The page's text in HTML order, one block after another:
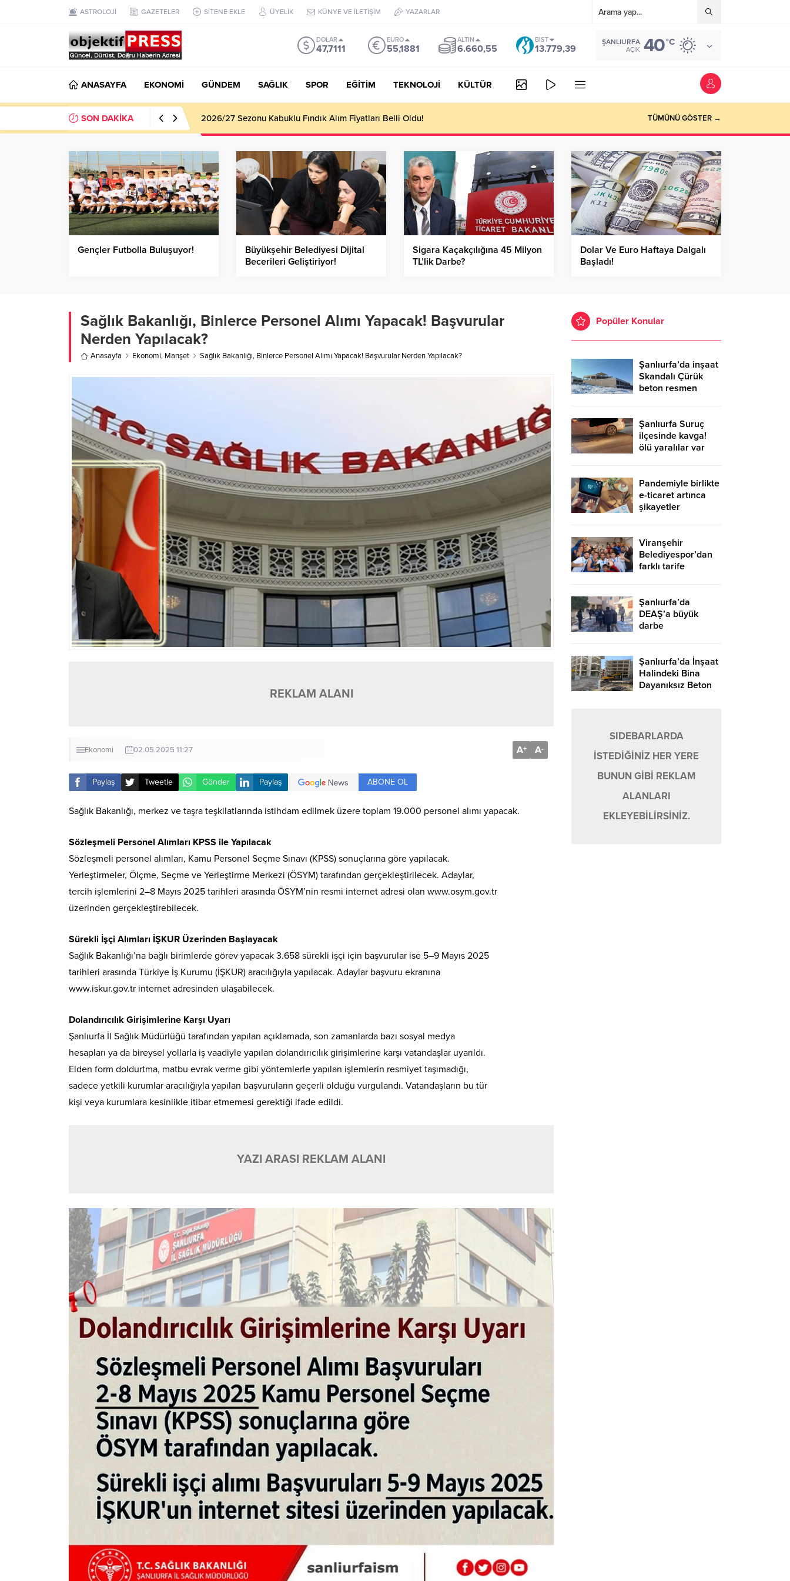
ASTROLOJİ GAZETELER SİTENE EKLE ÜYELİK KÜNYE VE İLETİŞİM YAZARLAR
DOLAR
47,7111
EURO
55,1881
ALTIN
6.660,55
BIST
13.779,39
ŞANLIURFA
AÇIK 40°C
ANASAYFA EKONOMİ GÜNDEM SAĞLIK SPOR EĞİTİM TEKNOLOJİ KÜLTÜR
SON DAKİKA Haliliye Belediyesi Her Gün 4 Bin 898 Kişiye Sıcak Yemek Ulaştırıyor! TÜMÜNÜ GÖSTER →
Gençler Futbolla Buluşuyor!
Büyükşehir Belediyesi Dijital
Becerileri Geliştiriyor!
Sigara Kaçakçılığına 45 Milyon
TL’lik Darbe?
Dolar Ve Euro Haftaya Dalgalı
Başladı!
Sağlık Bakanlığı, Binlerce Personel Alımı Yapacak! Başvurular
Nerden Yapılacak?
Anasayfa Ekonomi, Manşet Sağlık Bakanlığı, Binlerce Personel Alımı Yapacak! Başvurular Nerden Yapılacak?
REKLAM ALANI
Ekonomi 02.05.2025 11:27 A+ A-
Paylaş Tweetle Gönder Paylaş ABONE OL
Sağlık Bakanlığı, merkez ve taşra teşkilatlarında istihdam edilmek üzere toplam 19.000 personel alımı yapacak.
Sözleşmeli Personel Alımları KPSS ile Yapılacak
Sözleşmeli personel alımları, Kamu Personel Seçme Sınavı (KPSS) sonuçlarına göre yapılacak.
Yerleştirmeler, Ölçme, Seçme ve Yerleştirme Merkezi (ÖSYM) tarafından gerçekleştirilecek. Adaylar,
tercih işlemlerini 2–8 Mayıs 2025 tarihleri arasında ÖSYM’nin resmi internet adresi olan www.osym.gov.tr
üzerinden gerçekleştirebilecek.
Sürekli İşçi Alımları İŞKUR Üzerinden Başlayacak
Sağlık Bakanlığı’na bağlı birimlerde görev yapacak 3.658 sürekli işçi için başvurular ise 5–9 Mayıs 2025
tarihleri arasında Türkiye İş Kurumu (İŞKUR) aracılığıyla yapılacak. Adaylar başvuru ekranına
www.iskur.gov.tr internet adresinden ulaşabilecek.
Dolandırıcılık Girişimlerine Karşı Uyarı
Şanlıurfa İl Sağlık Müdürlüğü tarafından yapılan açıklamada, son zamanlarda bazı sosyal medya
hesapları ya da bireysel yollarla iş vaadiyle yapılan dolandırıcılık girişimlerine karşı vatandaşlar uyarıldı.
Elden form doldurtma, matbu evrak verme gibi yöntemlerle yapılan işlemlerin resmiyet taşımadığı,
sadece yetkili kurumlar aracılığıyla yapılan başvuruların geçerli olduğu vurgulandı. Vatandaşların bu tür
kişi veya kurumlara kesinlikle itibar etmemesi gerektiği ifade edildi.
YAZI ARASI REKLAM ALANI
Popüler Konular
Şanlıurfa’da inşaat
Skandalı Çürük
beton resmen
Şanlıurfa Suruç
ilçesinde kavga!
ölü yaralılar var
Pandemiyle birlikte
e-ticaret artınca
şikayetler
Viranşehir
Belediyespor’dan
farklı tarife
Şanlıurfa’da
DEAŞ’a büyük
darbe
Şanlıurfa’da İnşaat
Halindeki Bina
Dayanıksız Beton
SIDEBARLARDA
İSTEDİĞİNİZ HER YERE
BUNUN GİBİ REKLAM
ALANLARI
EKLEYEBİLİRSİNİZ.